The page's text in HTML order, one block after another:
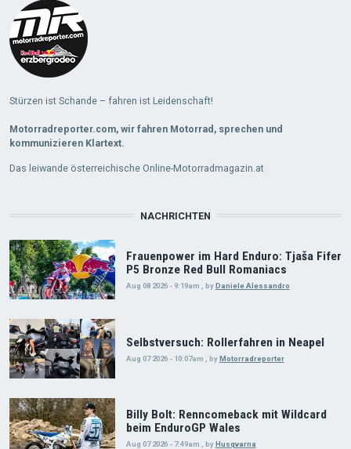
Stürzen ist Schande – fahren ist Leidenschaft!
Motorradreporter.com, wir fahren Motorrad, sprechen und
kommunizieren Klartext.
Das leiwande österreichische Online-Motorradmagazin.at
NACHRICHTEN
Frauenpower im Hard Enduro: Tjaša Fifer
P5 Bronze Red Bull Romaniacs
Aug 08 2026 - 9:19am , by Daniele Alessandro
Selbstversuch: Rollerfahren in Neapel
Aug 07 2026 - 10:07am byMotorradreporter
Billy Bolt: Renncomeback mit Wildcard
beim EnduroGP Wales
Aug 07 2026 - 7:49am byHusqvarna